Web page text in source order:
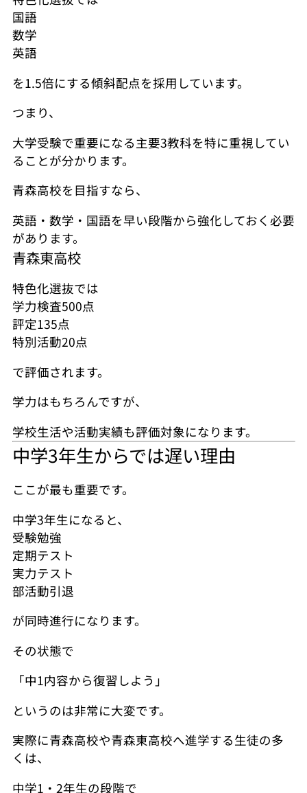
国語
数学
英語
を1.5倍にする傾斜配点を採用しています。
つまり、
大学受験で重要になる主要3教科を特に重視してい
ることが分かります。
青森高校を目指すなら、
英語・数学・国語を早い段階から強化しておく必要
があります。
青森東高校
特色化選抜では
学力検査500点
評定135点
特別活動20点
で評価されます。
学力はもちろんですが、
学校生活や活動実績も評価対象になります。
中学3年生からでは遅い理由
ここが最も重要です。
中学3年生になると、
受験勉強
定期テスト
実力テスト
部活動引退
が同時進行になります。
その状態で
「中1内容から復習しよう」
というのは非常に大変です。
実際に青森高校や青森東高校へ進学する生徒の多
くは、
中学1・2年生の段階で